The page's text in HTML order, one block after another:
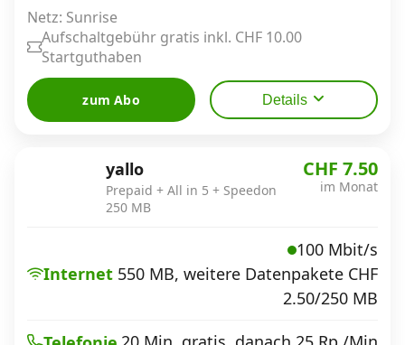
Netz: Sunrise
Aufschaltgebühr gratis inkl. CHF 10.00
Startguthaben
zum Abo Details
yallo
Prepaid + All in 5 + Speedon
250 MB
CHF 7.50
im Monat
Internet
100 Mbit/s
550 MB, weitere Datenpakete CHF
2.50/250 MB